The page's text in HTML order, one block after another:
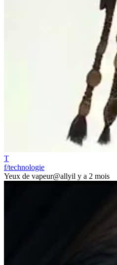
T
f/technologie
Yeux de vapeur@allyil y a 2 mois